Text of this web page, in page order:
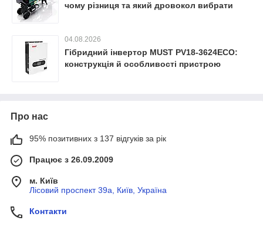
чому різниця та який дровокол вибрати
04.08.2026
Гібридний інвертор MUST PV18-3624ECO:
конструкція й особливості пристрою
Про нас
95% позитивних з 137 відгуків за рік
Працює з 26.09.2009
м. Київ
Лісовий проспект 39а, Київ, Україна
Контакти